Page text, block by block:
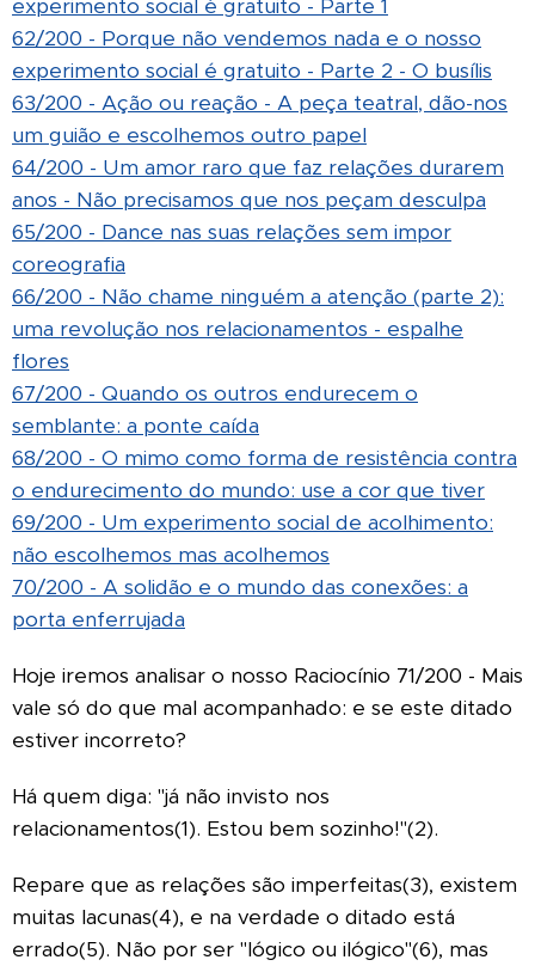
experimento social é gratuito - Parte 1
62/200 - Porque não vendemos nada e o nosso
experimento social é gratuito - Parte 2 - O busílis
63/200 - Ação ou reação - A peça teatral, dão-nos
um guião e escolhemos outro papel
64/200 - Um amor raro que faz relações durarem
anos - Não precisamos que nos peçam desculpa
65/200 - Dance nas suas relações sem impor
coreografia
66/200 - Não chame ninguém a atenção (parte 2):
uma revolução nos relacionamentos - espalhe
flores
67/200 - Quando os outros endurecem o
semblante: a ponte caída
68/200 - O mimo como forma de resistência contra
o endurecimento do mundo: use a cor que tiver
69/200 - Um experimento social de acolhimento:
não escolhemos mas acolhemos
70/200 - A solidão e o mundo das conexões: a
porta enferrujada
Hoje iremos analisar o nosso Raciocínio 71/200 - Mais
vale só do que mal acompanhado: e se este ditado
estiver incorreto?
Há quem diga: "já não invisto nos
relacionamentos(1). Estou bem sozinho!"(2).
Repare que as relações são imperfeitas(3), existem
muitas lacunas(4), e na verdade o ditado está
errado(5). Não por ser "lógico ou ilógico"(6), mas